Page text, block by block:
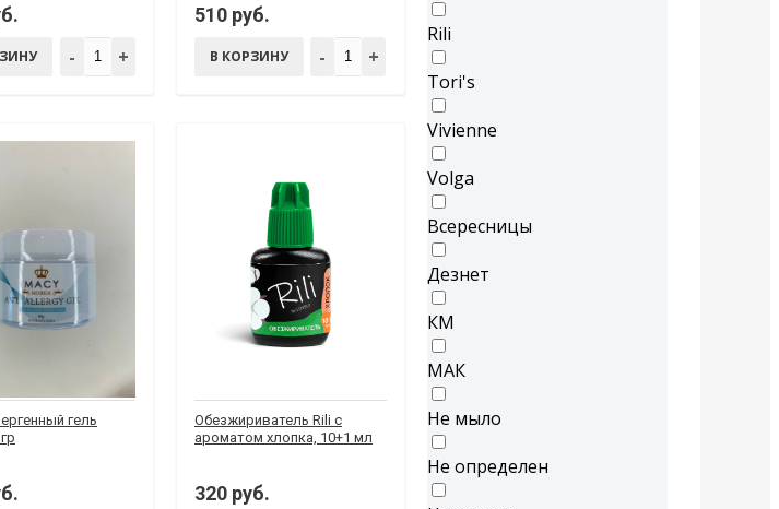
Rili
Tori's
Vivienne
Volga
Всересницы
Дезнет
КМ
МАК
Не мыло
Не определен
- +
510 руб.
В КОРЗИНУ - +
гель
Обезжириватель Rili с
ароматом хлопка, 10+1 мл
320 руб.